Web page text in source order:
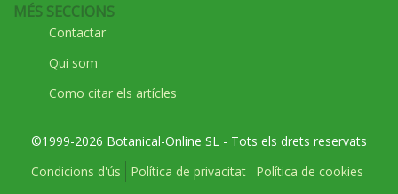
MÉS SECCIONS
Contactar
Qui som
Como citar els artícles
©1999-2026 Botanical-Online SL - Tots els drets reservats
Condicions d'ús
Política de privacitat Política de cookies